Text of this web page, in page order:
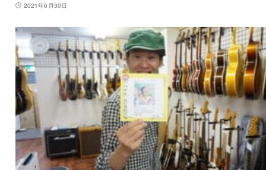
2021年6月30日